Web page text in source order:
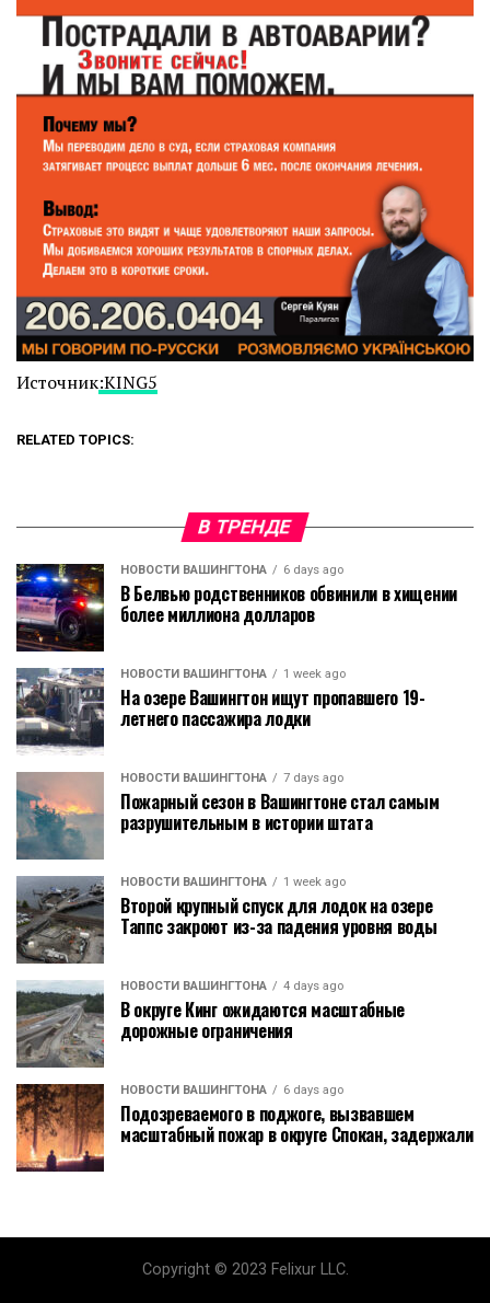
Источник:KING5
RELATED TOPICS:
В ТРЕНДЕ
НОВОСТИ ВАШИНГТОНА 6 days ago
В Белвью родственников обвинили в хищении
более миллиона долларов
НОВОСТИ ВАШИНГТОНА 1 week ago
На озере Вашингтон ищут пропавшего 19-
летнего пассажира лодки
НОВОСТИ ВАШИНГТОНА 7 days ago
Пожарный сезон в Вашингтоне стал самым
разрушительным в истории штата
НОВОСТИ ВАШИНГТОНА 1 week ago
Второй крупный спуск для лодок на озере
Таппс закроют из-за падения уровня воды
НОВОСТИ ВАШИНГТОНА 4 days ago
В округе Кинг ожидаются масштабные
дорожные ограничения
НОВОСТИ ВАШИНГТОНА 6 days ago
Подозреваемого в поджоге, вызвавшем
масштабный пожар в округе Спокан, задержали
Copyright © 2023 Felixur LLC.